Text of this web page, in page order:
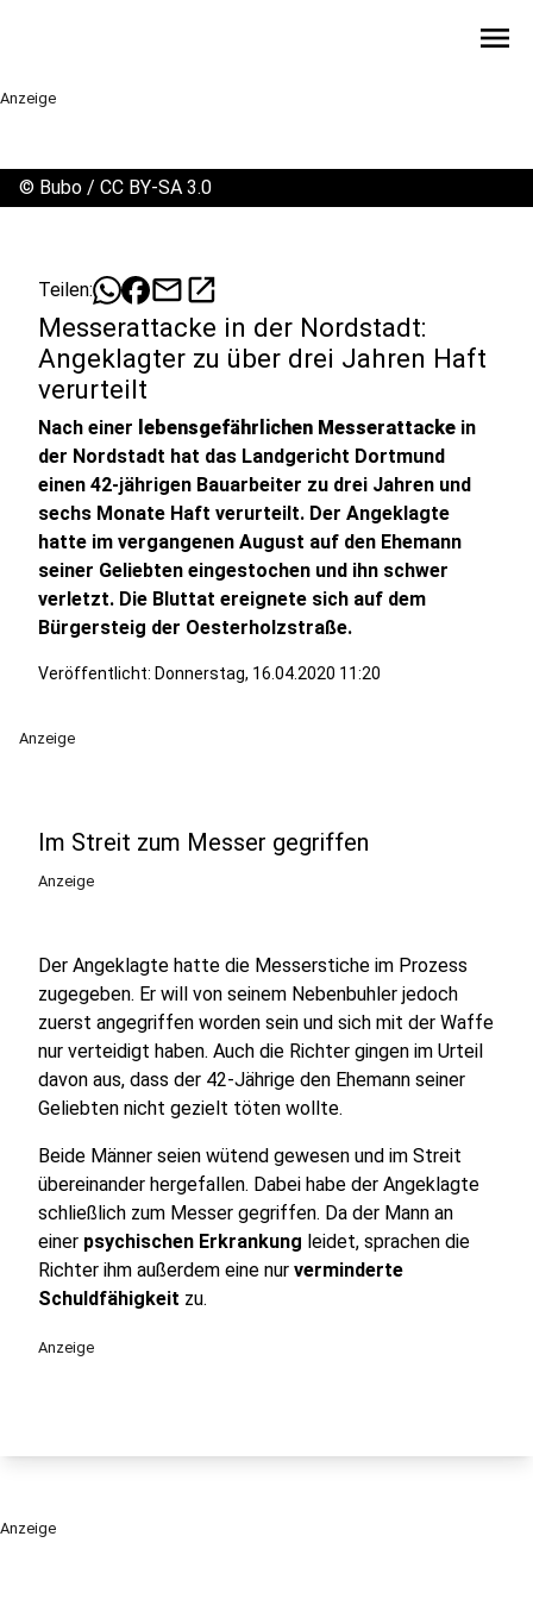
menu
Anzeige
© Bubo / CC BY-SA 3.0
Teilen: mailopen_in_new
Messerattacke in der Nordstadt:
Angeklagter zu über drei Jahren Haft
verurteilt
Nach einer lebensgefährlichen Messerattacke in
der Nordstadt hat das Landgericht Dortmund
einen 42-jährigen Bauarbeiter zu drei Jahren und
sechs Monate Haft verurteilt. Der Angeklagte
hatte im vergangenen August auf den Ehemann
seiner Geliebten eingestochen und ihn schwer
verletzt. Die Bluttat ereignete sich auf dem
Bürgersteig der Oesterholzstraße.
Veröffentlicht: Donnerstag, 16.04.2020 11:20
Anzeige
Im Streit zum Messer gegriffen
Anzeige
Der Angeklagte hatte die Messerstiche im Prozess
zugegeben. Er will von seinem Nebenbuhler jedoch
zuerst angegriffen worden sein und sich mit der Waffe
nur verteidigt haben. Auch die Richter gingen im Urteil
davon aus, dass der 42-Jährige den Ehemann seiner
Geliebten nicht gezielt töten wollte.
Beide Männer seien wütend gewesen und im Streit
übereinander hergefallen. Dabei habe der Angeklagte
schließlich zum Messer gegriffen. Da der Mann an
einer psychischen Erkrankung leidet, sprachen die
Richter ihm außerdem eine nur verminderte
Schuldfähigkeit zu.
Anzeige
Anzeige